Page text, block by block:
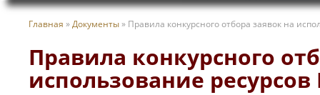
Главная »Документы» Правила конкурсного отбора заявок на
Правила конкурсного
использование